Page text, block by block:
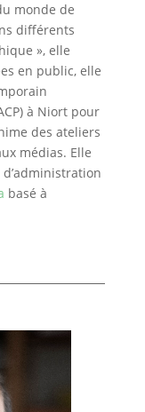
monde de
différents
», elle
en public, elle
à Niort pour
des ateliers
médias. Elle
basé à